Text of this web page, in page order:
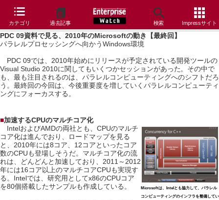
カテゴリ 過去記事 検索 Impressサイト
PDC 09資料で見る、2010年のMicrosoftの動き【最終回】
パラレルプロセッシングへ向かうWindows環境
PDC 09では、2010年始めにリリースが予定されている開発ツールの
Visual Studio 2010に関してもいくつかセッションがあった。その中で
も、最も注目されるのは、パラレルコンピューティングへのシフトだろ
う。最終回の今回は、今後重要度を増していくパラレルコンピューティ
ングにフォーカスする。
■加速するCPUのマルチコア化
Microsoftは、Intelとも協力して、パラレル
コンピューティングのインフラを整備してい
IntelおよびAMDの両社とも、CPUのマルチ
コア化は進んでおり、ロードマップを見る
と、2010年には8コア、12コアといったコア
数のCPUも登場しそうだ。マルチコア化の流
れは、どんどんと加速しており、2011～2012
年には16コア以上のマルチコアCPUも実現す
る。Intelでは、研究用としてx86のCPUコア
を80個搭載したサンプルも作成している。